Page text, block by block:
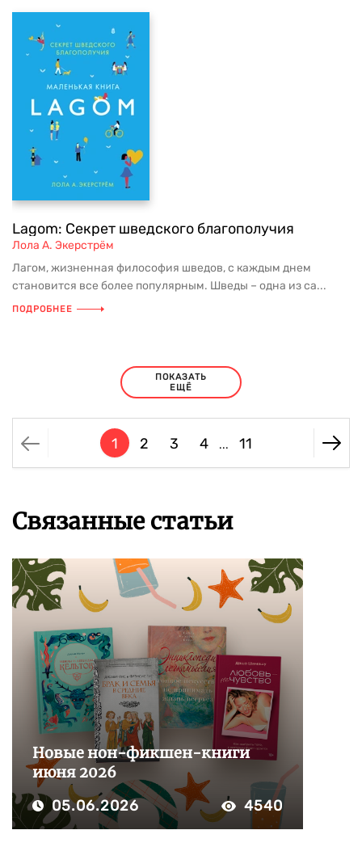
Lagom: Секрет шведского благополучия
Лола А. Экерстрём
Лагом, жизненная философия шведов, с каждым днем
становится все более популярным. Шведы – одна из са...
ПОДРОБНЕЕ
ПОКАЗАТЬ
ЕЩЁ
1 2 3 4 ... 11
Связанные статьи
Новые нон-фикшен-книги
июня 2026
05.06.2026 4540